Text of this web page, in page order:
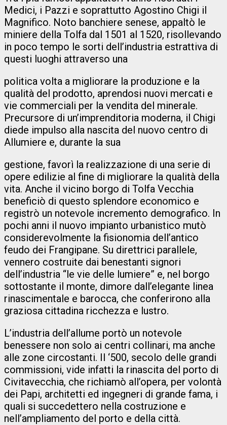
Medici, i Pazzi e soprattutto Agostino Chigi il
Magnifico. Noto banchiere senese, appaltò le
miniere della Tolfa dal 1501 al 1520, risollevando
in poco tempo le sorti dell’industria estrattiva di
questi luoghi attraverso una
politica volta a migliorare la produzione e la
qualità del prodotto, aprendosi nuovi mercati e
vie commerciali per la vendita del minerale.
Precursore di un’imprenditoria moderna, il Chigi
diede impulso alla nascita del nuovo centro di
Allumiere e, durante la sua
gestione, favorì la realizzazione di una serie di
opere edilizie al fine di migliorare la qualità della
vita. Anche il vicino borgo di Tolfa Vecchia
beneficiò di questo splendore economico e
registrò un notevole incremento demografico. In
pochi anni il nuovo impianto urbanistico mutò
considerevolmente la fisionomia dell’antico
feudo dei Frangipane. Su direttrici parallele,
vennero costruite dai benestanti signori
dell’industria “le vie delle lumiere” e, nel borgo
sottostante il monte, dimore dall’elegante linea
rinascimentale e barocca, che conferirono alla
graziosa cittadina ricchezza e lustro.
L’industria dell’allume portò un notevole
benessere non solo ai centri collinari, ma anche
alle zone circostanti. Il ‘500, secolo delle grandi
commissioni, vide infatti la rinascita del porto di
Civitavecchia, che richiamò all’opera, per volontà
dei Papi, architetti ed ingegneri di grande fama, i
quali si succedettero nella costruzione e
nell’ampliamento del porto e della città.